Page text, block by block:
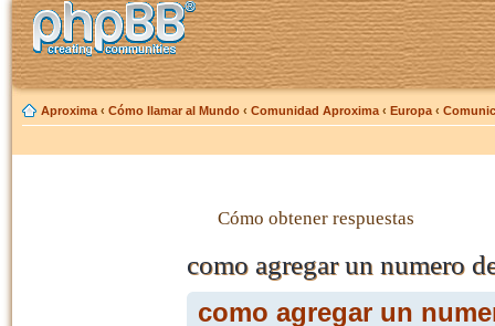
Aproxima ‹ Cómo llamar al Mundo ‹ Comunidad Aproxima ‹ Europa ‹
Cómo obtener respuestas
como agregar un numero
como agregar un